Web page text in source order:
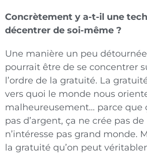
Concrètement y a-t-il une
décentrer de soi-même ?
Une manière un peu
pourrait être de se concentrer
l’ordre de la gratuité. La
vers quoi le monde nous
malheureusement… parce que
pas d’argent, ça ne crée pas
n’intéresse pas grand monde.
la gratuité qu’on peut